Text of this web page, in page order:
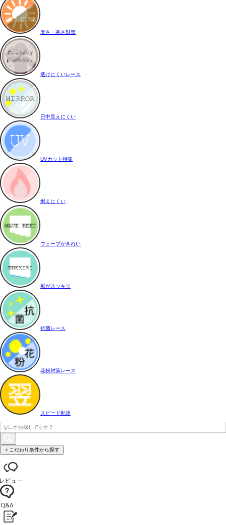
暑さ・寒さ対策
透けにくいレース
日中見えにくい
UVカット特集
燃えにくい
ウェーブがきれい
裾がスッキリ
抗菌レース
花粉対策レース
スピード配達
＋こだわり条件から探す